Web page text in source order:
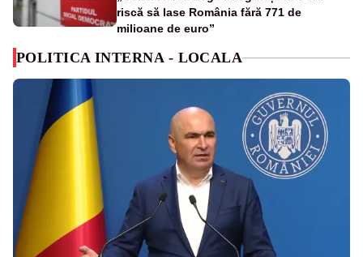
riscă să lase România fără 771 de
milioane de euro”
POLITICA INTERNA - LOCALA